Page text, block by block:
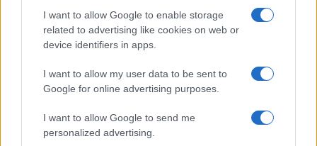
I want to allow Google to enable storage
related to advertising like cookies on web or
device identifiers in apps.
I want to allow my user data to be sent to
Google for online advertising purposes.
I want to allow Google to send me
personalized advertising.
Come pianificare gite di sci alpinismo leggendo il
bollettino
SCI ALPINISMO